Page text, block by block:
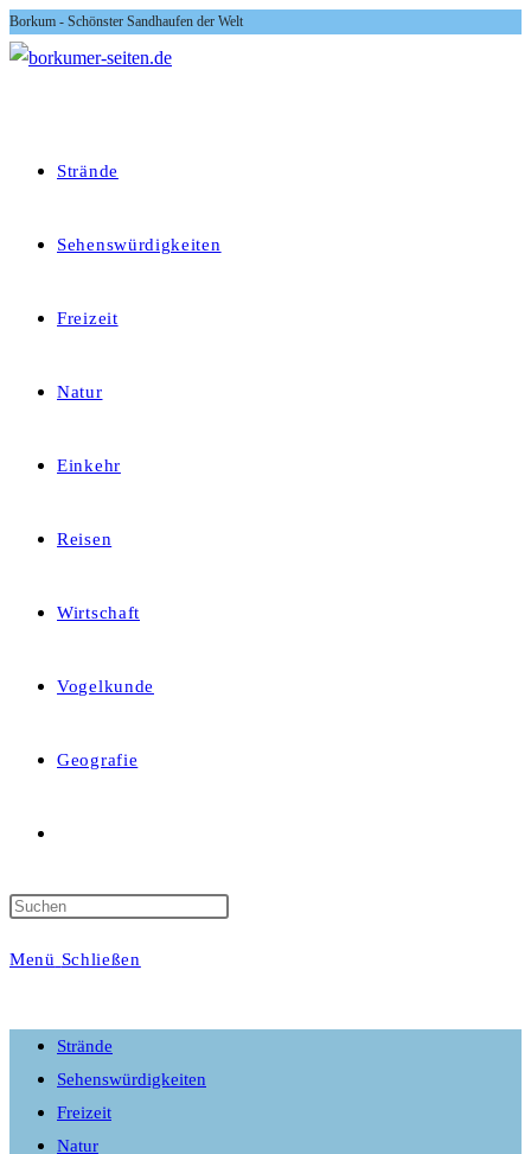
Zum
Inhalt
Borkum - Schönster Sandhaufen der Welt
Strände
Sehenswürdigkeiten
Freizeit
Natur
Einkehr
Reisen
Wirtschaft
Vogelkunde
Geografie
Suche
Menü Schließen
Strände
Sehenswürdigkeiten
Freizeit
Natur